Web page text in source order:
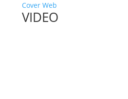
Cover Web
VIDEO